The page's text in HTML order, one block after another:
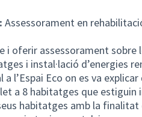
Assessorament en
i oferir assessorament
i instal·lació d’energies
a l’Espai Eco on es va
a 8 habitatges que estiguin
habitatges amb la